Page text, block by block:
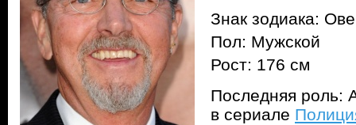
Знак зодиака:
Пол: Мужской
Рост: 176 см
Последняя роль:
в сериале